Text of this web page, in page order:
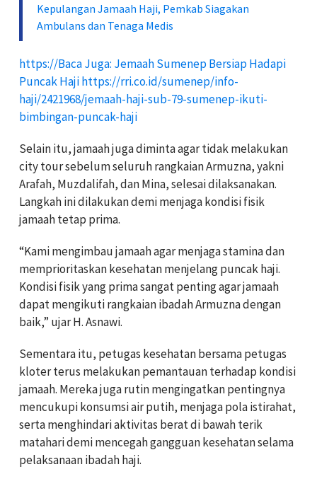
Kepulangan Jamaah Haji, Pemkab Siagakan
Ambulans dan Tenaga Medis
https://Baca Juga: Jemaah Sumenep Bersiap Hadapi
Puncak Haji https://rri.co.id/sumenep/info-
haji/2421968/jemaah-haji-sub-79-sumenep-ikuti-
bimbingan-puncak-haji
Selain itu, jamaah juga diminta agar tidak melakukan
city tour sebelum seluruh rangkaian Armuzna, yakni
Arafah, Muzdalifah, dan Mina, selesai dilaksanakan.
Langkah ini dilakukan demi menjaga kondisi fisik
jamaah tetap prima.
“Kami mengimbau jamaah agar menjaga stamina dan
memprioritaskan kesehatan menjelang puncak haji.
Kondisi fisik yang prima sangat penting agar jamaah
dapat mengikuti rangkaian ibadah Armuzna dengan
baik,” ujar H. Asnawi.
Sementara itu, petugas kesehatan bersama petugas
kloter terus melakukan pemantauan terhadap kondisi
jamaah. Mereka juga rutin mengingatkan pentingnya
mencukupi konsumsi air putih, menjaga pola istirahat,
serta menghindari aktivitas berat di bawah terik
matahari demi mencegah gangguan kesehatan selama
pelaksanaan ibadah haji.